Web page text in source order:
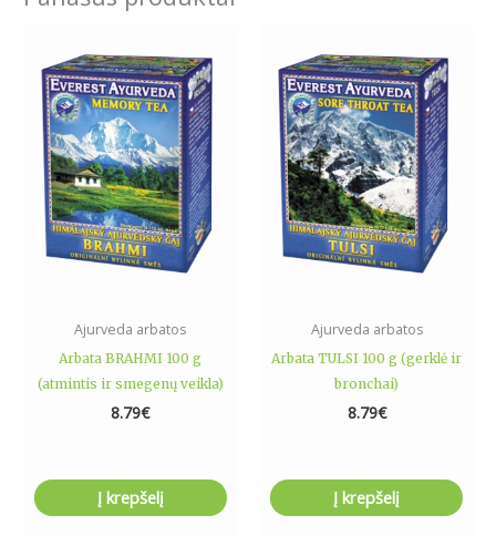
Ajurveda arbatos
Arbata BRAHMI 100 g
(atmintis ir smegenų veikla)
8.79€
Į krepšelį
Ajurveda arbatos
Arbata TULSI 100 g (gerklė ir
bronchai)
8.79€
Į krepšelį